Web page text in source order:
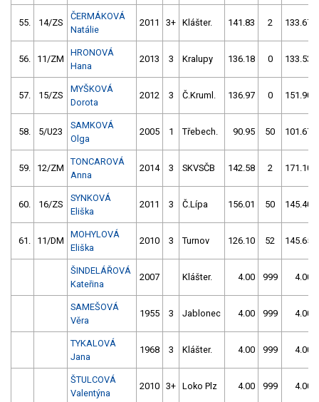
55. 14/ZS
ČERMÁKOVÁ
Natálie
2011 3+ Klášter. 141.83 2 133.67
56. 11/ZM
HRONOVÁ
Hana
2013 3 Kralupy 136.18 0 133.53
57. 15/ZS
MYŠKOVÁ
Dorota
2012 3 Č.Kruml. 136.97 0 151.90
58. 5/U23
SAMKOVÁ
Olga
2005 1 Třebech. 90.95 50 101.67
59. 12/ZM
TONCAROVÁ
Anna
2014 3 SKVSČB 142.58 2 171.10
60. 16/ZS
SYNKOVÁ
Eliška
2011 3 Č.Lípa 156.01 50 145.40
61. 11/DM
MOHYLOVÁ
Eliška
2010 3 Turnov 126.10 52 145.65
ŠINDELÁŘOVÁ
Kateřina
2007 Klášter. 4.00 999 4.00
SAMEŠOVÁ
Věra
1955 3 Jablonec 4.00 999 4.00
TYKALOVÁ
Jana
1968 3 Klášter. 4.00 999 4.00
ŠTULCOVÁ
Valentýna
2010 3+ Loko Plz 4.00 999 4.00